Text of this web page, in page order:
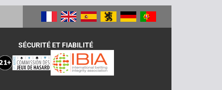
SÉCURITÉ ET FIABILITÉ